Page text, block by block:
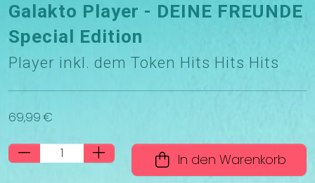
Galakto Player - DEINE FREUNDE
Special Edition
Player inkl. dem Token Hits Hits Hits
69,99 €
In den Warenkorb